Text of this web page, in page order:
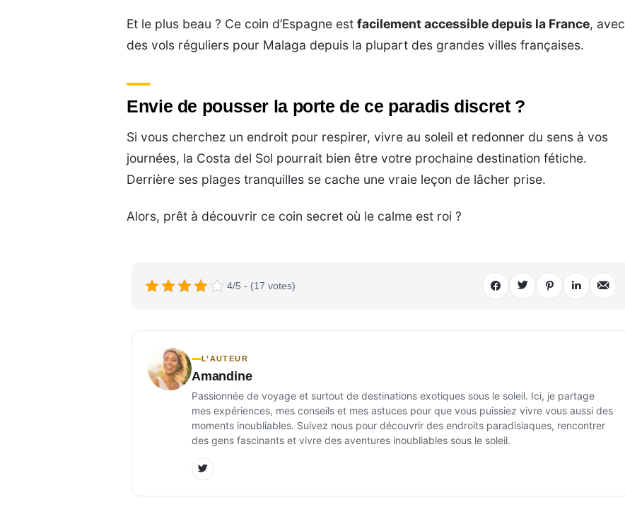
Et le plus beau ? Ce coin d’Espagne estfacilement accessible depuis la France, avec
des vols réguliers pour Malaga depuis la plupart des grandes villes françaises.
Envie de pousser la porte de ce paradis discret ?
Si vous cherchez un endroit pour respirer, vivre au soleil et redonner du sens à vos
journées, la Costa del Sol pourrait bien être votre prochaine destination fétiche.
Derrière ses plages tranquilles se cache une vraie leçon de lâcher prise.
Alors, prêt à découvrir ce coin secret où le calme est roi ?
4/5 - (17 votes)
L’AUTEUR
Amandine
Passionnée de voyage et surtout de destinations exotiques sous le soleil. Ici, je partage
mes expériences, mes conseils et mes astuces pour que vous puissiez vivre vous aussi des
moments inoubliables. Suivez nous pour découvrir des endroits paradisiaques, rencontrer
des gens fascinants et vivre des aventures inoubliables sous le soleil.